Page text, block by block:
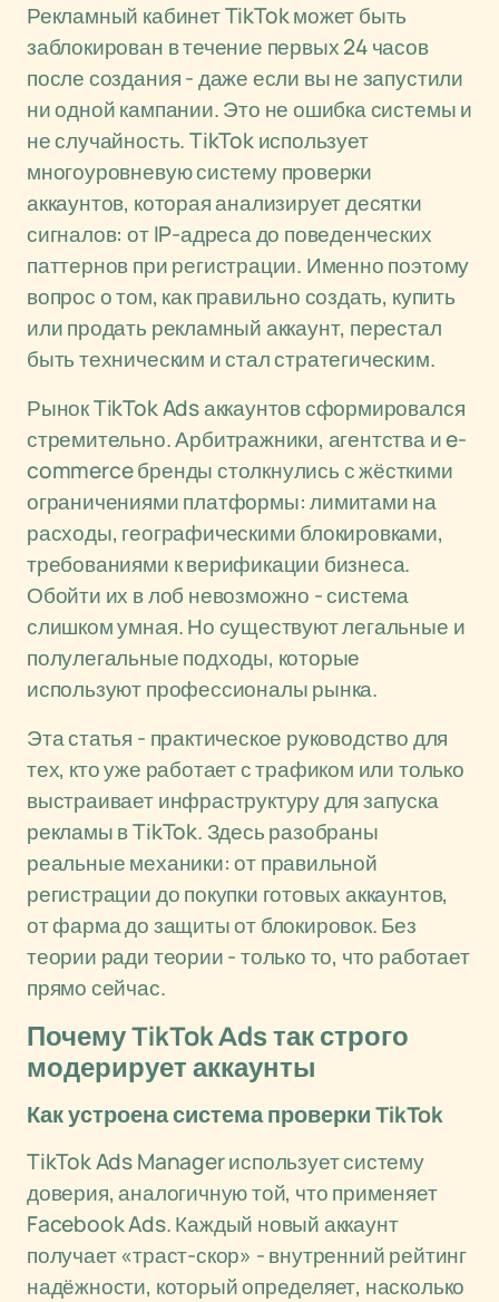
Рекламный кабинет TikTok может быть
заблокирован в течение первых 24 часов
после создания - даже если вы не запустили
ни одной кампании. Это не ошибка системы и
не случайность. TikTok использует
многоуровневую систему проверки
аккаунтов, которая анализирует десятки
сигналов: от IP-адреса до поведенческих
паттернов при регистрации. Именно поэтому
вопрос о том, как правильно создать, купить
или продать рекламный аккаунт, перестал
быть техническим и стал стратегическим.
Рынок TikTok Ads аккаунтов сформировался
стремительно. Арбитражники, агентства и e-
commerce бренды столкнулись с жёсткими
ограничениями платформы: лимитами на
расходы, географическими блокировками,
требованиями к верификации бизнеса.
Обойти их в лоб невозможно - система
слишком умная. Но существуют легальные и
полулегальные подходы, которые
используют профессионалы рынка.
Эта статья - практическое руководство для
тех, кто уже работает с трафиком или только
выстраивает инфраструктуру для запуска
рекламы в TikTok. Здесь разобраны
реальные механики: от правильной
регистрации до покупки готовых аккаунтов,
от фарма до защиты от блокировок. Без
теории ради теории - только то, что работает
прямо сейчас.
Почему TikTok Ads так строго
модерирует аккаунты
Как устроена система проверки TikTok
TikTok Ads Manager использует систему
доверия, аналогичную той, что применяет
Facebook Ads. Каждый новый аккаунт
получает «траст-скор» - внутренний рейтинг
надёжности, который определяет, насколько